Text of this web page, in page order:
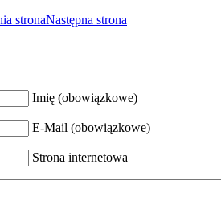
stronaNastępna strona
Imię (obowiązkowe)
E-Mail (obowiązkowe)
Strona internetowa